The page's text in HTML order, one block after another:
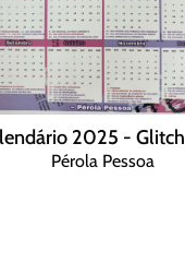
2025 - Glitch
Pérola Pessoa